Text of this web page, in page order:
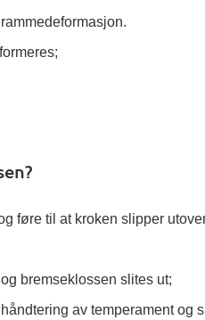
føre til at kroken slipper
bremseklossen slites ut;
av temperament og